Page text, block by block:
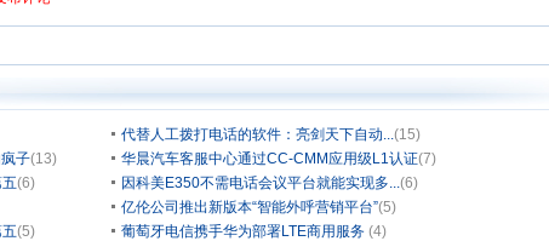
代替人工拨打电话的软件：亮剑天下自动...(15)
子(13) 华晨汽车客服中心通过CC-CMM应用级L1认证(7)
(6) 因科美E350不需电话会议平台就能实现多...(6)
亿伦公司推出新版本“智能外呼营销平台”(5)
(5) 葡萄牙电信携手华为部署LTE商用服务 (4)